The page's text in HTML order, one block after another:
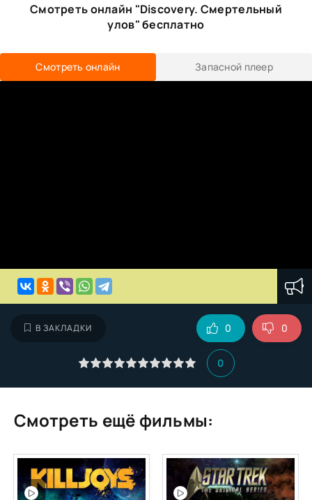
Смотреть онлайн "Discovery. Смертельный
улов" бесплатно
Смотреть онлайн Запасной плеер
В ЗАКЛАДКИ
0
0 0
Смотреть ещё фильмы: